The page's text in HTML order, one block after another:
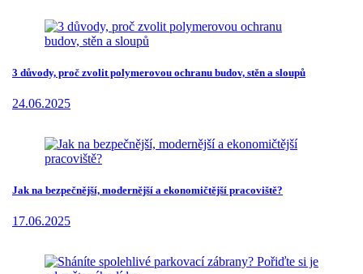
3 důvody, proč zvolit polymerovou ochranu budov, stěn a sloupů
24.06.2025
Jak na bezpečnější, modernější a ekonomičtější pracoviště?
17.06.2025